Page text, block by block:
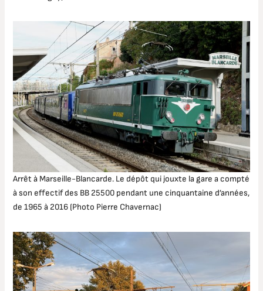
Arrêt à Marseille-Blancarde. Le dépôt qui jouxte la gare a compté
à son effectif des BB 25500 pendant une cinquantaine d’années,
de 1965 à 2016 (Photo Pierre Chavernac)